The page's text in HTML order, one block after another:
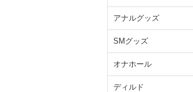
アナルグッズ
SMグッズ
オナホール
ディルド